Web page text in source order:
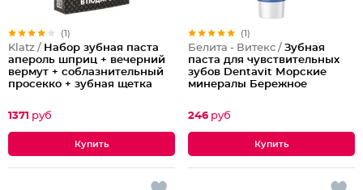
(1)
Klatz / Набор зубная паста
апероль шприц + вечерний
вермут + соблазнительный
просекко + зубная щетка
1371 руб
(1)
Белита - Витекс / Зубная
паста для чувствительных
зубов Dentavit Морские
минералы Бережное
246 руб